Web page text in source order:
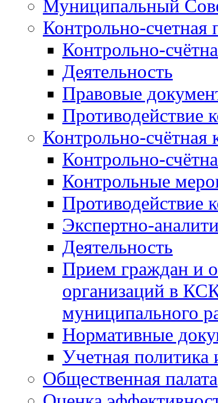
Муниципальный
Контрольно-счетная
Контрольно-
Деятельность
Правовые
Противодействие
Контрольно-счётная
Контрольно-
Контрольные
Противодействие
Экспертно-
Деятельность
Прием граждан и
организаций в
муниципального
Нормативные
Учетная политика
Общественная палата